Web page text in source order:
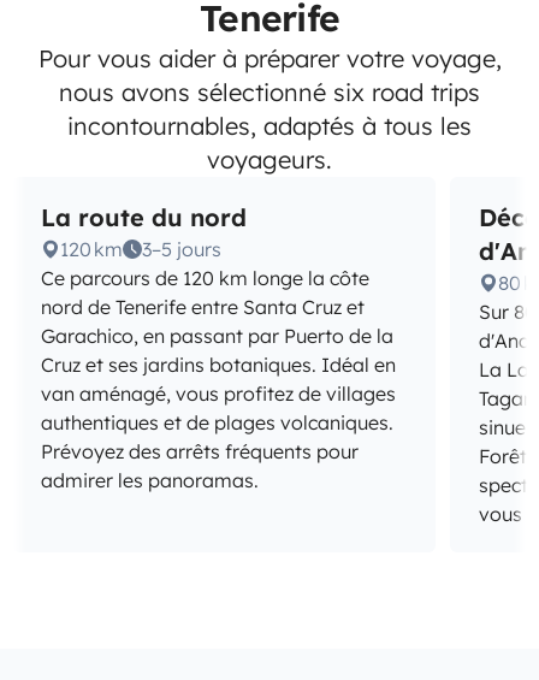
Tenerife
Pour vous aider à préparer votre voyage,
nous avons sélectionné six road trips
incontournables, adaptés à tous les
voyageurs.
La route du nord
120 km
3–5 jours
Ce parcours de 120 km longe la côte
nord de Tenerife entre Santa Cruz et
Garachico, en passant par Puerto de la
Cruz et ses jardins botaniques. Idéal en
van aménagé, vous profitez de villages
authentiques et de plages volcaniques.
Prévoyez des arrêts fréquents pour
admirer les panoramas.
80
Sur
La
vous